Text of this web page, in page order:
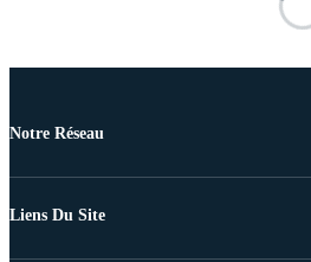
Notre Réseau
Liens Du Site